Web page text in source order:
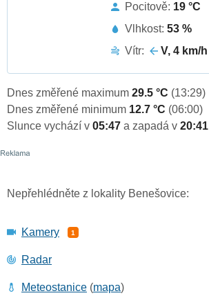
Pocitově: 19 °C
Vlhkost: 53 %
Vítr:
V, 4 km/h
Dnes změřené maximum 29.5 °C (13:29)
Dnes změřené minimum 12.7 °C (06:00)
Slunce vychází v 05:47 a zapadá v 20:41
Nepřehlédněte z lokality Benešovice:
Kamery 1
Radar
Meteostanice (mapa)